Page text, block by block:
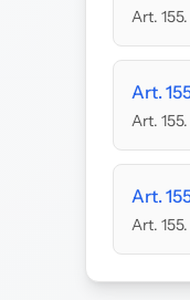
Art.
Art.
Art.
Art.
Art.